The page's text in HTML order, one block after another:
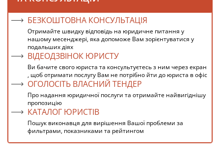
БЕЗКОШТОВНА КОНСУЛЬТАЦІЯ
Отримайте швидку відповідь на юридичне питання у
нашому месенджері, яка допоможе Вам зорієнтуватися у
подальших діях
ВІДЕОДЗВІНОК ЮРИСТУ
Ви бачите свого юриста та консультуєтесь з ним через екран
, щоб отримати послугу Вам не потрібно йти до юриста в офіс
ОГОЛОСІТЬ ВЛАСНИЙ ТЕНДЕР
Про надання юридичної послуги та отримайте найвигіднішу
пропозицію
КАТАЛОГ ЮРИСТІВ
Пошук виконавця для вирішення Вашої проблеми за
фильтрами, показниками та рейтингом